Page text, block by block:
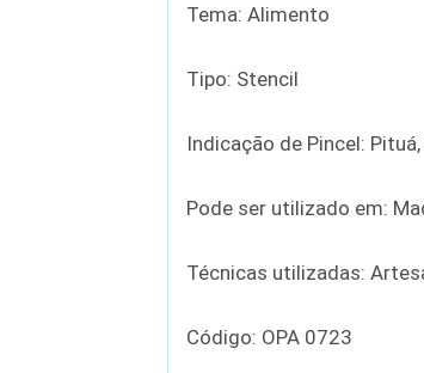
Tema: Alimento
Tipo: Stencil
Indicação de Pincel:
Pode ser utilizado em:
Técnicas utilizadas:
Código: OPA 0723